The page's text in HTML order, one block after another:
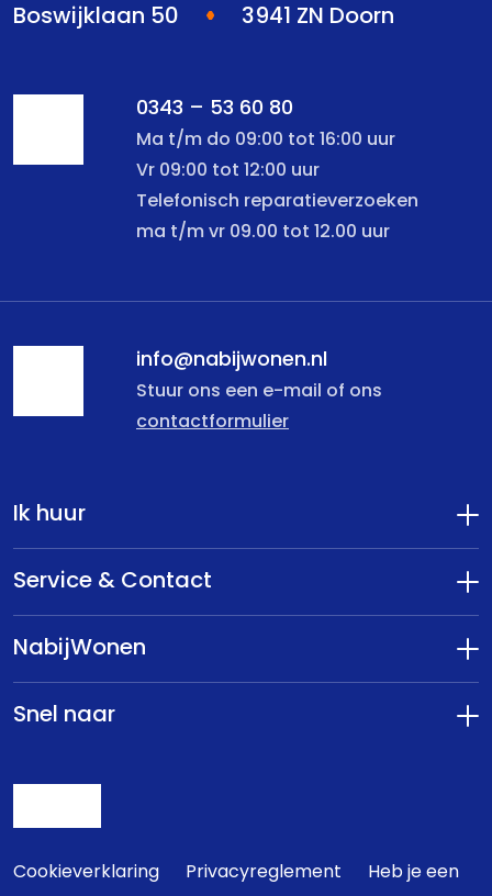
Boswijklaan 50 3941 ZN Doorn
0343 – 53 60 80
Ma t/m do 09:00 tot 16:00 uur
Vr 09:00 tot 12:00 uur
Telefonisch reparatieverzoeken
ma t/m vr 09.00 tot 12.00 uur
info@nabijwonen.nl
Stuur ons een e-mail of ons
contactformulier
Ik huur
Service & Contact
NabijWonen
Snel naar
Cookieverklaring Privacyreglement
Heb je een